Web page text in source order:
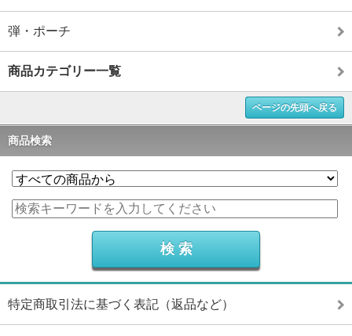
弾・ポーチ
商品カテゴリー一覧
ページの先頭へ戻る
商品検索
特定商取引法に基づく表記（返品など）